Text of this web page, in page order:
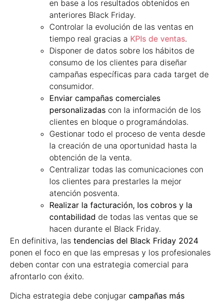
en base a los resultados obtenidos en
anteriores Black Friday.
Controlar la evolución de las ventas en
tiempo real gracias a KPIs de ventas.
Disponer de datos sobre los hábitos de
consumo de los clientes para diseñar
campañas específicas para cada target de
consumidor.
Enviar campañas comerciales
personalizadas con la información de los
clientes en bloque o programándolas.
Gestionar todo el proceso de venta desde
la creación de una oportunidad hasta la
obtención de la venta.
Centralizar todas las comunicaciones con
los clientes para prestarles la mejor
atención posventa.
Realizar la facturación, los cobros y la
contabilidad de todas las ventas que se
hacen durante el Black Friday.
En definitiva, las tendencias del Black Friday 2024
ponen el foco en que las empresas y los profesionales
deben contar con una estrategia comercial para
afrontarlo con éxito.
Dicha estrategia debe conjugar campañas más